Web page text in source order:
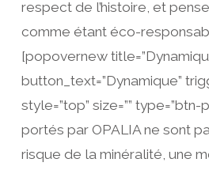
respect de l’histoire, et
comme étant éco-
[popovernew
button_text=”Dynamique”
style=”top” size=””
portés par OPALIA ne sont
risque de la minéralité, une